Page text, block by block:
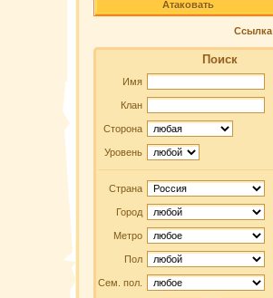
Атаковать
Ссылка
Поиск
Имя
Клан
Сторона
Уровень
Страна
Город
Метро
Пол
Сем. пол.